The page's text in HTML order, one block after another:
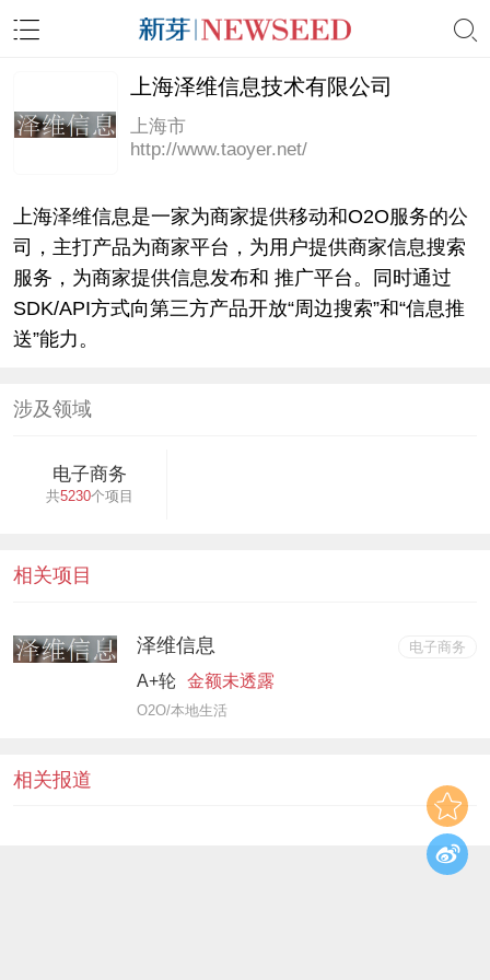
上海泽维信息技术有限公司
上海市
http://www.taoyer.net/
上海泽维信息是一家为商家提供移动和O2O服务的公
司，主打产品为商家平台，为用户提供商家信息搜索
服务，为商家提供信息发布和 推广平台。同时通过
SDK/API方式向第三方产品开放“周边搜索”和“信息推
送”能力。
涉及领域
电子商务
共5230个项目
相关项目
泽维信息 电子商务
A+轮 金额未透露
O2O/本地生活
相关报道